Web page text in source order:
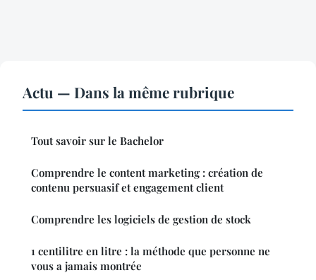
Actu — Dans la même rubrique
Tout savoir sur le Bachelor
Comprendre le content marketing : création de
contenu persuasif et engagement client
Comprendre les logiciels de gestion de stock
1 centilitre en litre : la méthode que personne ne
vous a jamais montrée